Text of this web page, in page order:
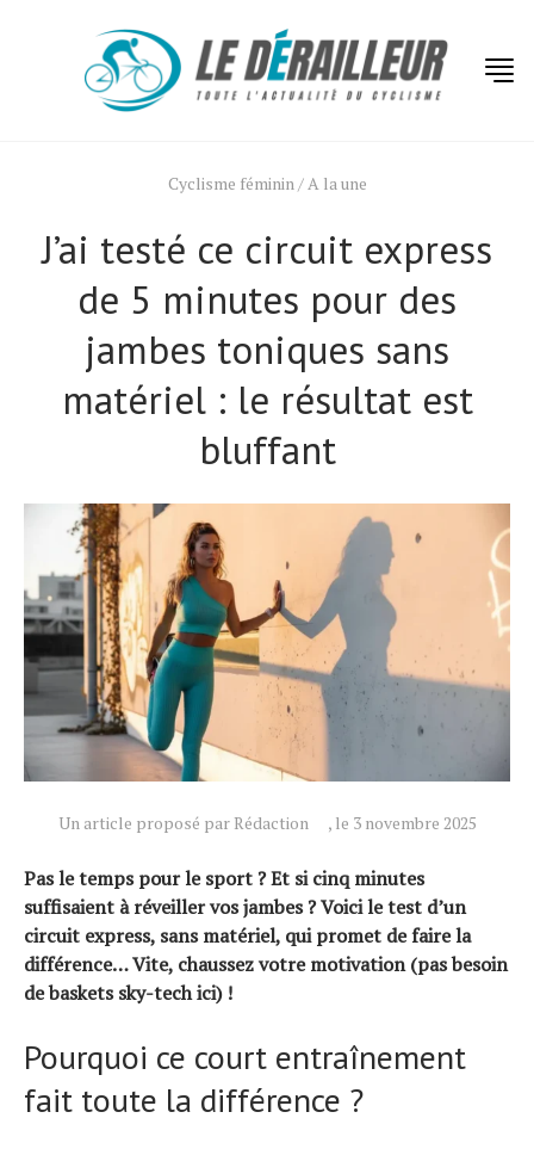
Cyclisme féminin/A la une
J’ai testé ce circuit express
de 5 minutes pour des
jambes toniques sans
matériel : le résultat est
bluffant
Un article proposé par Rédaction , le 3 novembre 2025
Pas le temps pour le sport ? Et si cinq minutes
suffisaient à réveiller vos jambes ? Voici le test d’un
circuit express, sans matériel, qui promet de faire la
différence… Vite, chaussez votre motivation (pas besoin
de baskets sky-tech ici) !
Pourquoi ce court entraînement
fait toute la différence ?
Actualités
Technologies
Tests de produits
Tendances
Tous nos articles